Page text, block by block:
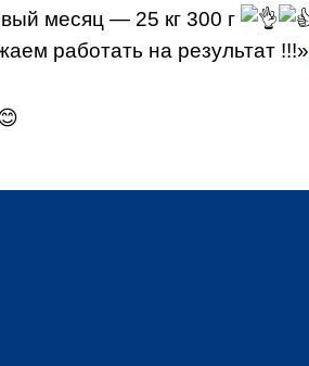
месяц — 25 кг 300 г
работать на результат !!!»